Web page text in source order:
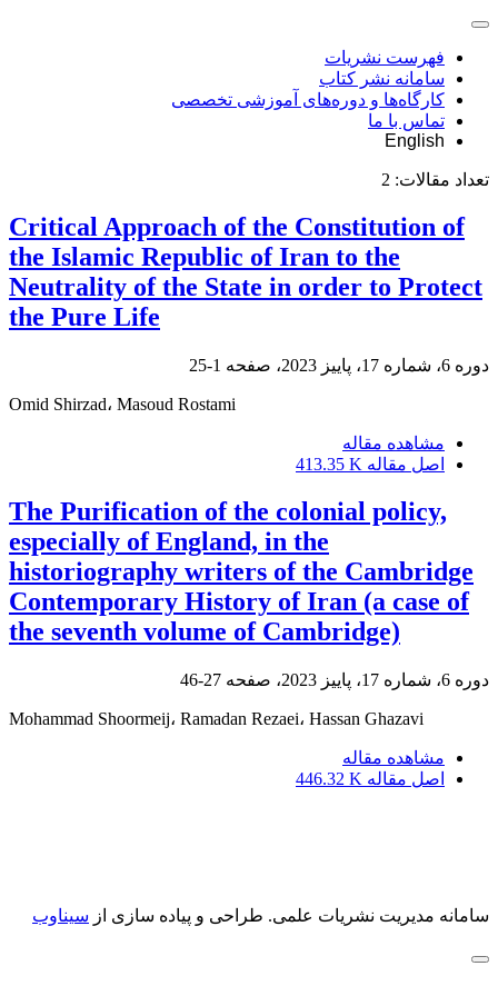
فهرست نشریات
سامانه نشر کتاب
کارگاه‌ها و دوره‌های آموزشی تخصصی
تماس با ما
English
تعداد مقالات: 2
Critical Approach of the Constitution of
the Islamic Republic of Iran to the
Neutrality of the State in order to Protect
the Pure Life
دوره 6، شماره 17، پاییز 2023، صفحه 1-25
Omid Shirzad، Masoud Rostami
مشاهده مقاله
اصل مقاله 413.35 K
The Purification of the colonial policy,
especially of England, in the
historiography writers of the Cambridge
Contemporary History of Iran (a case of
the seventh volume of Cambridge)
دوره 6، شماره 17، پاییز 2023، صفحه 27-46
Mohammad Shoormeij، Ramadan Rezaei، Hassan Ghazavi
مشاهده مقاله
اصل مقاله 446.32 K
سامانه مدیریت نشریات علمی. طراحی و پیاده سازی از سیناوب